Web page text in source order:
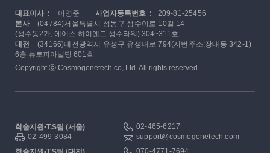
대표이사 : 이영준 사업자등록번호 :
209-81-25456
본사
(04784)서울특별시 성동구 성수이로 10길 14
(성수동2가, 에이스 하이엔드 성수타워) 304~311호
대전
(34166)대전광역시 유성구 유성대로 794(지번주소:장대동 342-1)
6층 뉴토피아빌딩 601호
Copyright ⓒ Cosmogenetech co, Ltd. All rights reserved
학술지원▪T.S팀 (서울)
02-465-6217
02-499-3084
support@cosmogenetech.com
070-4771-7694